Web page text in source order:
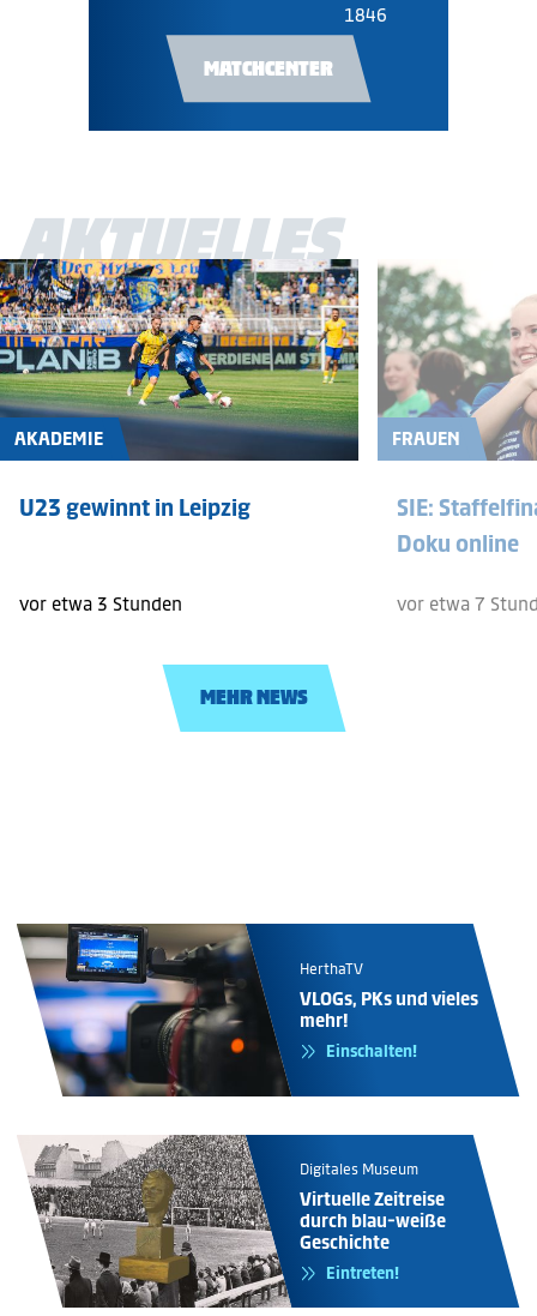
1846
MATCHCENTER
AKTUELLES
AKADEMIE
U23 gewinnt in Leipzig
vor etwa 3 Stunden
FRAUEN
SIE:
Doku online
vor etwa 7
MEHR NEWS
HerthaTV
VLOGs, PKs und vieles
mehr!
Einschalten!
Digitales Museum
Virtuelle Zeitreise
durch blau-weiße
Geschichte
Eintreten!